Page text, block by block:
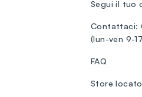
Segui il tuo
Contattaci:
(lun-ven 9-
FAQ
Store